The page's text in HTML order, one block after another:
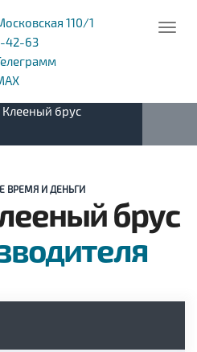
110/1
42-63
Клееный брус
ВРЕМЯ И ДЕНЬГИ
брус